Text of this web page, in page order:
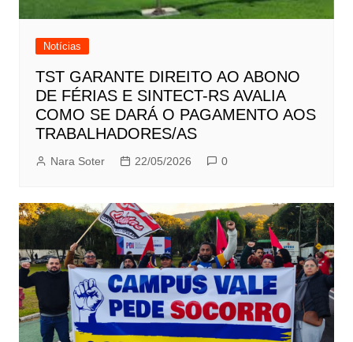
Notícias
TST GARANTE DIREITO AO ABONO
DE FÉRIAS E SINTECT-RS AVALIA
COMO SE DARÁ O PAGAMENTO AOS
TRABALHADORES/AS
Nara Soter 22/05/2026 0